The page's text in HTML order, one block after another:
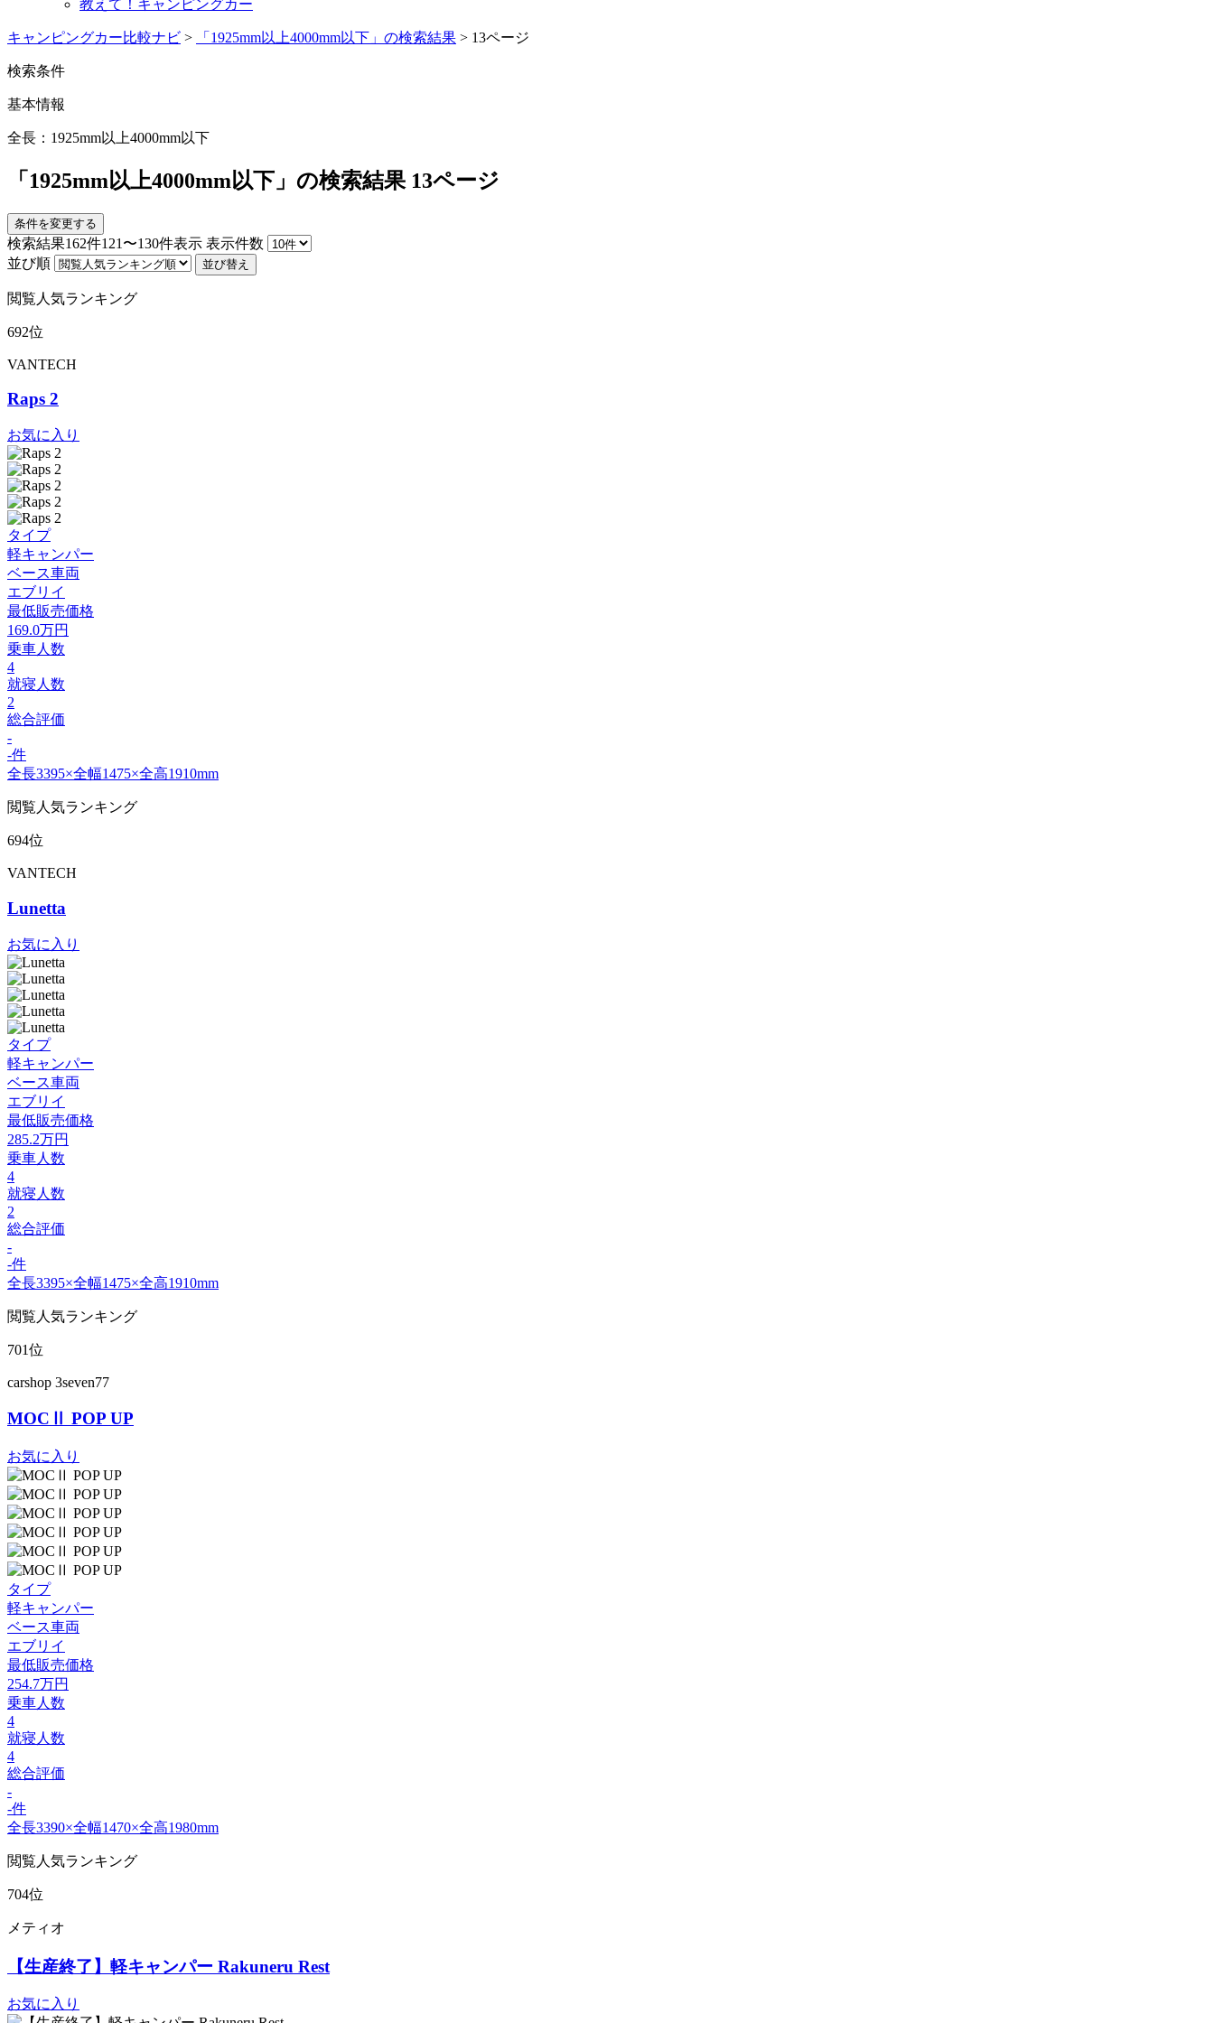
教えて！キャンピングカー
キャンピングカー比較ナビ > 「1925mm以上4000mm以下」の検索結果 > 13ページ
検索条件
基本情報
全長：1925mm以上4000mm以下
「1925mm以上4000mm以下」の検索結果 13ページ
条件を変更する
検索結果162件121〜130件表示 表示件数
並び順
並び替え
閲覧人気ランキング
692位
VANTECH
Raps 2
お気に入り
タイプ
軽キャンパー
ベース車両
エブリイ
最低販売価格
169.0万円
乗車人数
4
就寝人数
2
総合評価
-
-件
全長3395×全幅1475×全高1910mm
閲覧人気ランキング
694位
VANTECH
Lunetta
お気に入り
タイプ
軽キャンパー
ベース車両
エブリイ
最低販売価格
285.2万円
乗車人数
4
就寝人数
2
総合評価
-
-件
全長3395×全幅1475×全高1910mm
閲覧人気ランキング
701位
carshop 3seven77
MOCⅡ POP UP
お気に入り
タイプ
軽キャンパー
ベース車両
エブリイ
最低販売価格
254.7万円
乗車人数
4
就寝人数
4
総合評価
-
-件
全長3390×全幅1470×全高1980mm
閲覧人気ランキング
704位
メティオ
【生産終了】軽キャンパー Rakuneru Rest
お気に入り